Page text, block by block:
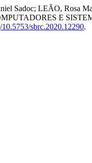
LEÃO, Rosa
E
sbrc.2020.12290.